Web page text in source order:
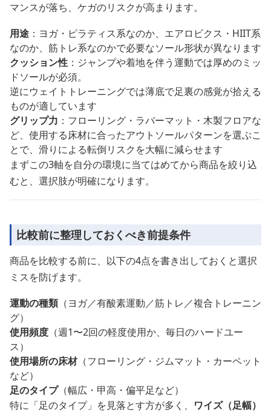
マンスが落ち、ケガのリスクが高まります。
用途 ：ヨガ・ピラティス系なのか、エアロビクス・HIIT系
なのか、筋トレ系なのかで必要なソール形状が異なります
クッション性 ：ジャンプや着地を伴う運動では厚めのミッ
ドソールが必須。
逆にウェイトトレーニングでは薄底で足裏の感覚が拾える
ものが適しています
グリップ力 ：フローリング・ラバーマット・木製フロアな
ど、使用する床材に合ったアウトソールパターンを選ぶこ
とで、滑りによる転倒リスクを大幅に減らせます
まずこの3軸を自分の環境に当てはめてから商品を絞り込
むと、選択肢が明確になります。
比較前に整理しておくべき前提条件
商品を比較する前に、以下の4点を書き出しておくと選択
ミスを防げます。
運動の種類（ヨガ／有酸素運動／筋トレ／複合トレーニン
グ）
使用頻度 （週1〜2回の軽度使用か、毎日のハードユー
ス）
使用場所の床材（フローリング・ジムマット・カーペット
など）
足のタイプ（幅広・甲高・偏平足など）
特に「足のタイプ」を見落とす方が多く、 ワイズ（足幅）